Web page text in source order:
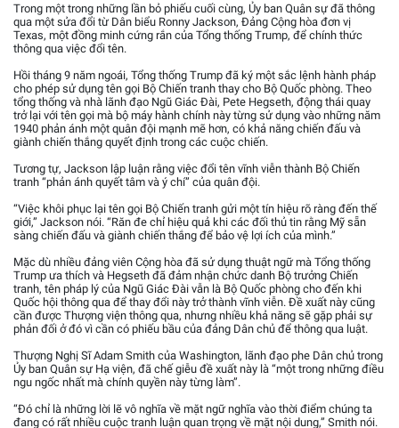
Trong một trong những lần bỏ phiếu cuối cùng, Ủy ban Quân sự đã thông
qua một sửa đổi từ Dân biểu Ronny Jackson, Đảng Cộng hòa đơn vị
Texas, một đồng minh cứng rắn của Tổng thống Trump, để chính thức
thông qua việc đổi tên.
Hồi tháng 9 năm ngoái, Tổng thống Trump đã ký một sắc lệnh hành pháp
cho phép sử dụng tên gọi Bộ Chiến tranh thay cho Bộ Quốc phòng. Theo
tổng thống và nhà lãnh đạo Ngũ Giác Đài, Pete Hegseth, động thái quay
trở lại với tên gọi mà bộ máy hành chính này từng sử dụng vào những năm
1940 phản ánh một quân đội mạnh mẽ hơn, có khả năng chiến đấu và
giành chiến thắng quyết định trong các cuộc chiến.
Tương tự, Jackson lập luận rằng việc đổi tên vĩnh viễn thành Bộ Chiến
tranh “phản ánh quyết tâm và ý chí” của quân đội.
“Việc khôi phục lại tên gọi Bộ Chiến tranh gửi một tín hiệu rõ ràng đến thế
giới,” Jackson nói. “Răn đe chỉ hiệu quả khi các đối thủ tin rằng Mỹ sẵn
sàng chiến đấu và giành chiến thắng để bảo vệ lợi ích của mình.”
Mặc dù nhiều đảng viên Cộng hòa đã sử dụng thuật ngữ mà Tổng thống
Trump ưa thích và Hegseth đã đảm nhận chức danh Bộ trưởng Chiến
tranh, tên pháp lý của Ngũ Giác Đài vẫn là Bộ Quốc phòng cho đến khi
Quốc hội thông qua để thay đổi này trở thành vĩnh viễn. Đề xuất này cũng
cần được Thượng viện thông qua, nhưng nhiều khả năng sẽ gặp phải sự
phản đối ở đó vì cần có phiếu bầu của đảng Dân chủ để thông qua luật.
Thượng Nghị Sĩ Adam Smith của Washington, lãnh đạo phe Dân chủ trong
Ủy ban Quân sự Hạ viện, đã chế giễu đề xuất này là “một trong những điều
ngu ngốc nhất mà chính quyền này từng làm”.
“Đó chỉ là những lời lẽ vô nghĩa về mặt ngữ nghĩa vào thời điểm chúng ta
đang có rất nhiều cuộc tranh luận quan trọng về mặt nội dung,” Smith nói.